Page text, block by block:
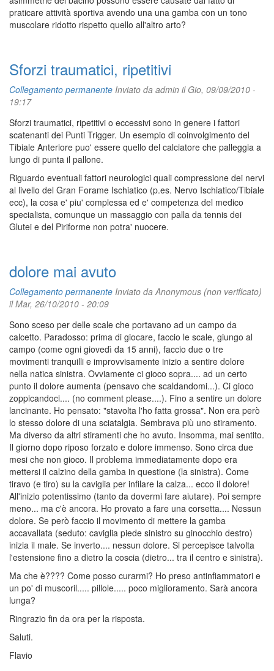
praticare attività sportiva avendo una una gamba con un tono
muscolare ridotto rispetto quello all'altro arto?
Sforzi traumatici, ripetitivi
Collegamento permanente Inviato da admin il Gio, 09/09/2010 -
19:17
Sforzi traumatici, ripetitivi o eccessivi sono in genere i fattori
scatenanti dei Punti Trigger. Un esempio di coinvolgimento del
Tibiale Anteriore puo' essere quello del calciatore che palleggia a
lungo di punta il pallone.
Riguardo eventuali fattori neurologici quali compressione dei nervi
al livello del Gran Forame Ischiatico (p.es. Nervo Ischiatico/Tibiale
ecc), la cosa e' piu' complessa ed e' competenza del medico
specialista, comunque un massaggio con palla da tennis dei
Glutei e del Piriforme non potra' nuocere.
dolore mai avuto
Collegamento permanente Inviato daAnonymous (non verificato)
il Mar, 26/10/2010 - 20:09
Sono sceso per delle scale che portavano ad un campo da
calcetto. Paradosso: prima di giocare, faccio le scale, giungo al
campo (come ogni giovedì da 15 anni), faccio due o tre
movimenti tranquilli e improvvisamente inizio a sentire dolore
nella natica sinistra. Ovviamente ci gioco sopra.... ad un certo
punto il dolore aumenta (pensavo che scaldandomi...). Ci gioco
zoppicandoci.... (no comment please....). Fino a sentire un dolore
lancinante. Ho pensato: "stavolta l'ho fatta grossa". Non era però
lo stesso dolore di una sciatalgia. Sembrava più uno stiramento.
Ma diverso da altri stiramenti che ho avuto. Insomma, mai sentito.
Il giorno dopo riposo forzato e dolore immenso. Sono circa due
mesi che non gioco. Il problema immediatamente dopo era
mettersi il calzino della gamba in questione (la sinistra). Come
tiravo (e tiro) su la caviglia per infilare la calza... ecco il dolore!
All'inizio potentissimo (tanto da dovermi fare aiutare). Poi sempre
meno... ma c'è ancora. Ho provato a fare una corsetta.... Nessun
dolore. Se però faccio il movimento di mettere la gamba
accavallata (seduto: caviglia piede sinistro su ginocchio destro)
inizia il male. Se inverto.... nessun dolore. Si percepisce talvolta
l'estensione fino a dietro la coscia (dietro... tra il centro e sinistra).
Ma che è???? Come posso curarmi? Ho preso antinfiammatori e
un po' di muscoril..... pillole..... poco miglioramento. Sarà ancora
lunga?
Ringrazio fin da ora per la risposta.
Saluti.
Flavio